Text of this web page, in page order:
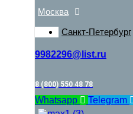
Москва
Санкт-Петербург
9982296@list.ru
8 (800) 550 48 78
Whatsapp Telegram